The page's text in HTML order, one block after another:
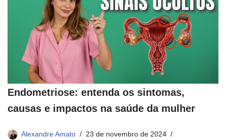
Endometriose: entenda os sintomas,
causas e impactos na saúde da mulher
Alexandre Amato
23 de novembro de 2024